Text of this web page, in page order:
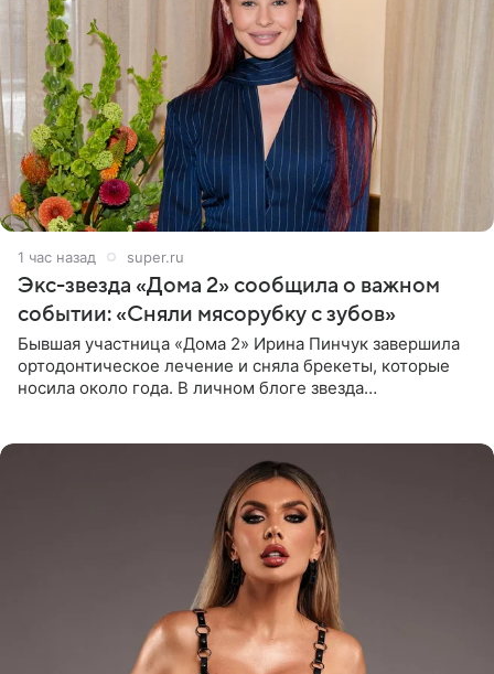
1 час назад super.ru
Экс-звезда «Дома 2» сообщила о важном
событии: «Сняли мясорубку с зубов»
Бывшая участница «Дома 2» Ирина Пинчук завершила
ортодонтическое лечение и сняла брекеты, которые
носила около года. В личном блоге звезда